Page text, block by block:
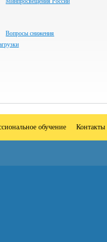
Вопросы снижения
обучение Контакты